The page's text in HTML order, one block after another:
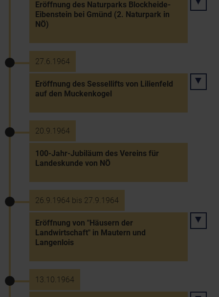
Eröffnung des Naturparks Blockheide-
Eibenstein bei Gmünd (2. Naturpark in
NÖ)
27.6.1964
Eröffnung des Sessellifts von Lilienfeld
auf den Muckenkogel
20.9.1964
100-Jahr-Jubiläum des Vereins für
Landeskunde von NÖ
26.9.1964 bis 27.9.1964
Eröffnung von "Häusern der
Landwirtschaft" in Mautern und
Langenlois
13.10.1964